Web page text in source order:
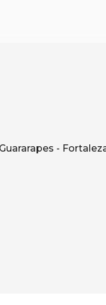
-